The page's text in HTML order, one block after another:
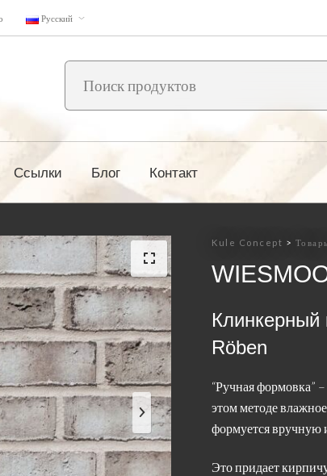
Русский
Ссылки Блог Контакт
Kule Concept >
Клинкерный
Röben
“Ручная формовка”
этом методе
формуется вручную
Это придает